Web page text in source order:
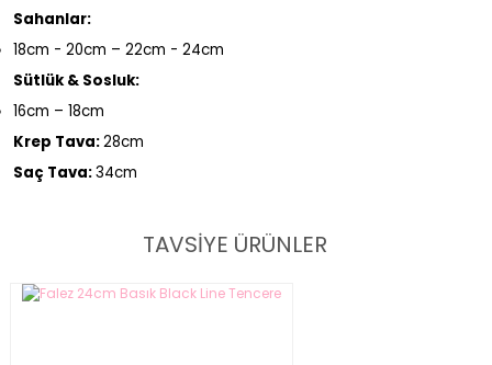
Sahanlar:
18cm - 20cm – 22cm - 24cm
Sütlük & Sosluk:
16cm – 18cm
Krep Tava:28cm
Saç Tava:34cm
TAVSİYE ÜRÜNLER